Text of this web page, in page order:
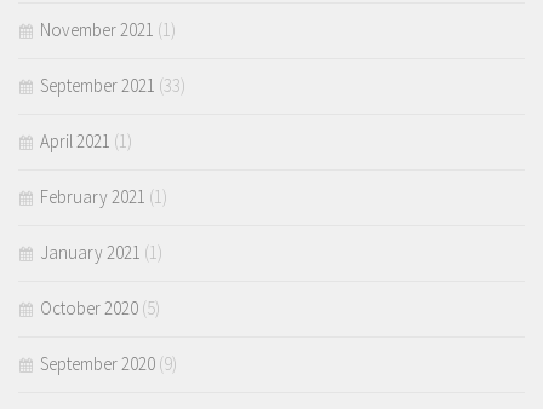
November 2021 (1)
September 2021 (33)
April 2021 (1)
February 2021 (1)
January 2021 (1)
October 2020 (5)
September 2020 (9)